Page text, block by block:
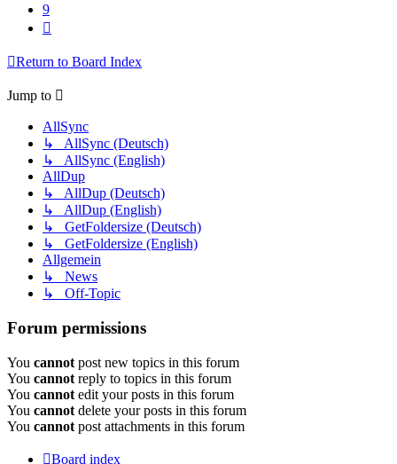
9
Return to Board Index
Jump to
AllSync
↳ AllSync (Deutsch)
↳ AllSync (English)
AllDup
↳ AllDup (Deutsch)
↳ AllDup (English)
↳ GetFoldersize (Deutsch)
↳ GetFoldersize (English)
Allgemein
↳ News
↳ Off-Topic
Forum permissions
You cannot post new topics in this forum
You cannot reply to topics in this forum
You cannot edit your posts in this forum
You cannot delete your posts in this forum
You cannot post attachments in this forum
Board index